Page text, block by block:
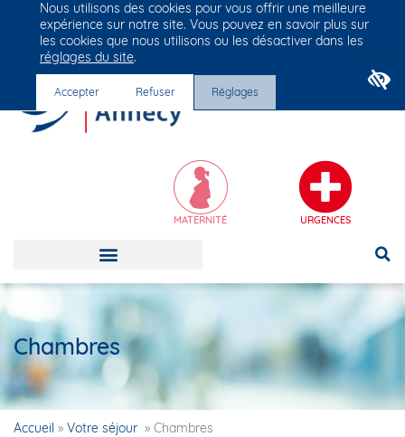
Groupe Vivalto Santé
Entre nous, la vie
MATERNITÉ URGENCES
Chambres
Accueil » Votre séjour » Chambres
Nous utilisons des cookies pour vous offrir une meilleure
expérience sur notre site. Vous pouvez en savoir plus sur
les cookies que nous utilisons ou les désactiver dans les
réglages du site.
Accepter Refuser Réglages